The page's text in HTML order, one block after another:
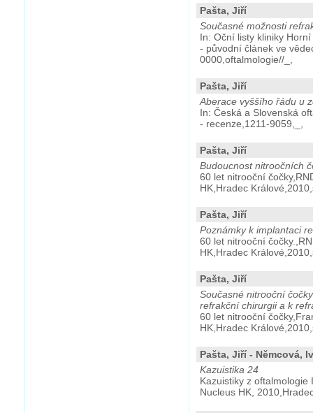
Pašta, Jiří
Současné možnosti
In: Oční listy kliniky
- původní článek ve
0000,oftalmologie//_,
Pašta, Jiří
Aberace vyššího řádu u
In: Česká a Slovenská
- recenze,1211-9059,_,
Pašta, Jiří
Budoucnost nitroočních
60 let nitrooční
HK,Hradec
Pašta, Jiří
Poznámky k implantaci
60 let nitrooční
HK,Hradec
Pašta, Jiří
Současné nitrooční
refrakční chirurgii a k
60 let nitrooční
HK,Hradec
Pašta, Jiří - Němcová,
Kazuistika 24
Kazuistiky z oftalmologie
Nucleus HK,